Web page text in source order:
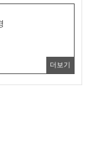
더보기